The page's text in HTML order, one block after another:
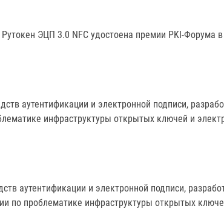
ЭЦП 3.0 NFC удостоена премии PKI-Форума
аутентификации и электронной подписи,
инфраструктуры открытых ключей и
аутентификации и электронной подписи,
по проблематике инфраструктуры открытых